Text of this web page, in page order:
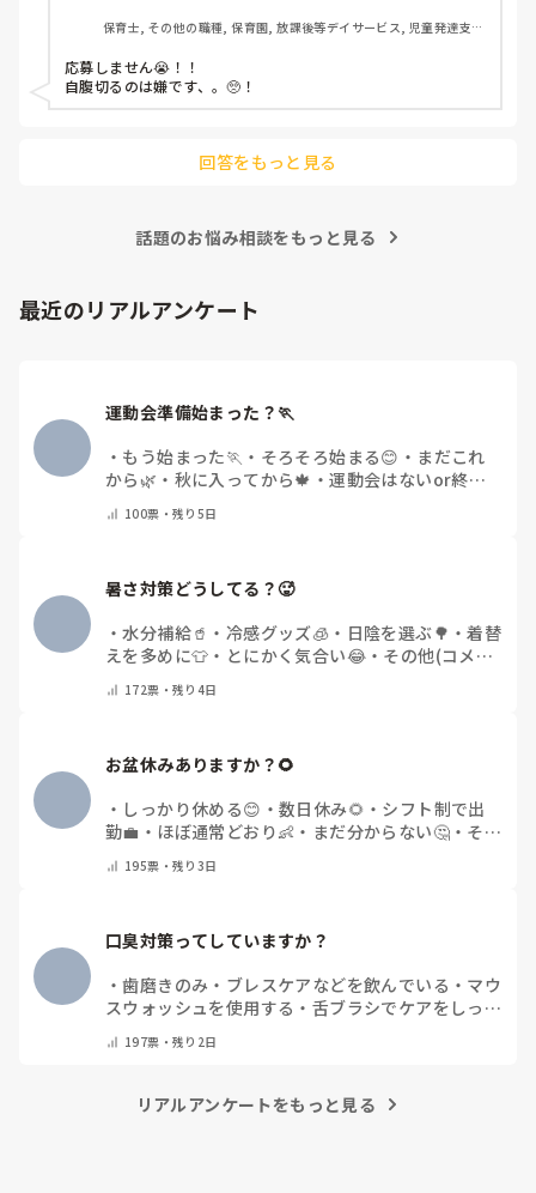
保育士, その他の職種, 保育園, 放課後等デイサービス, 児童発達支援
応募しません😭！！
自腹切るのは嫌です、。🥺！
回答をもっと見る
話題のお悩み相談をもっと見る
最近のリアルアンケート
運動会準備始まった？🏃
・ もう始まった🏃 ・ そろそろ始まる😊 ・ まだこれ
から🌿 ・ 秋に入ってから🍁 ・運動会はないor終わ
100票・残り5日
暑さ対策どうしてる？🥵
・水分補給🥤 ・ 冷感グッズ🧊 ・ 日陰を選ぶ🌳 ・着替
えを多めに👕 ・ とにかく気合い😂・ その他(コメン
172票・残り4日
お盆休みありますか？🌻
・ しっかり休める😊 ・ 数日休み🌻 ・ シフト制で出
勤💼 ・ ほぼ通常どおり👶 ・ まだ分からない🤔・ その
195票・残り3日
口臭対策ってしていますか？
・歯磨きのみ ・ ブレスケアなどを飲んでいる ・ マウ
スウォッシュを使用する ・ 舌ブラシでケアをしっか
の他(コメントで教えて下さい)
197票・残り2日
リアルアンケートをもっと見る